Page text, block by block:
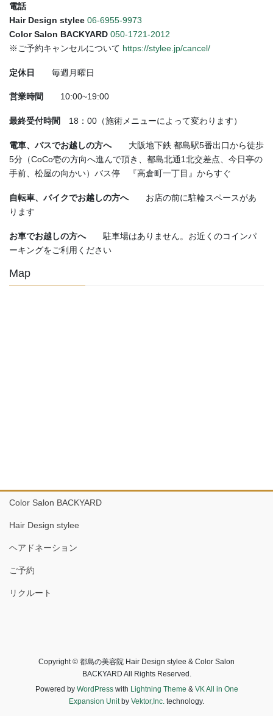
電話
Hair Design stylee 06-6955-9973
Color Salon BACKYARD 050-1721-2012
※ご予約キャンセルについて https://stylee.jp/cancel/
定休日 毎週月曜日
営業時間 10:00~19:00
最終受付時間 18：00（施術メニューによって変わります）
電車、バスでお越しの方へ 大阪地下鉄 都島駅5番出口から徒歩
5分（CoCo壱の方向へ進んで頂き、都島北通1北交差点、今日亭の
手前、松屋の向かい）バス停 『高倉町一丁目』からすぐ
自転車、バイクでお越しの方へ お店の前に駐輪スペースがあ
ります
お車でお越しの方へ 駐車場はありません。お近くのコインパ
ーキングをご利用ください
Map
Color Salon BACKYARD
Hair Design stylee
ヘアドネーション
ご予約
リクルート
Copyright © 都島の美容院 Hair Design stylee & Color Salon
BACKYARD All Rights Reserved.
Powered by WordPresswith Lightning Theme & VK All in One
Expansion Unitby Vektor,Inc. technology.